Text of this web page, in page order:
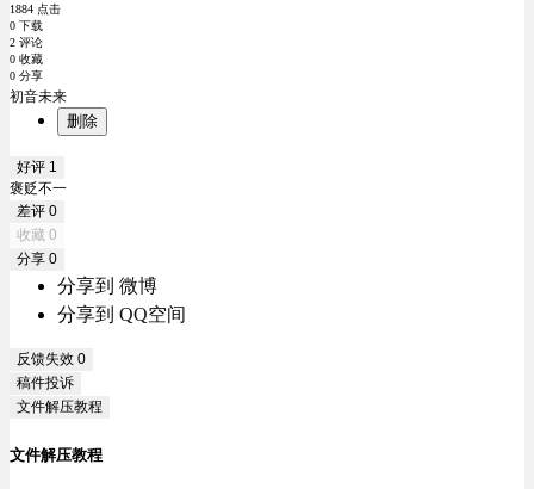
1884 点击
0 下载
2 评论
0 收藏
0 分享
初音未来
删除
好评 1
褒贬不一
差评 0
收藏 0
分享 0
分享到 微博
分享到 QQ空间
反馈失效 0
稿件投诉
文件解压教程
文件解压教程